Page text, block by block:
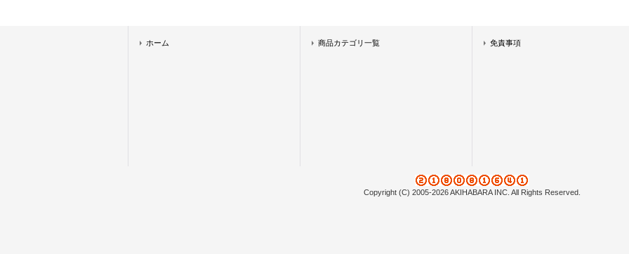
ホーム 商品カテゴリ一覧 免責事項
Copyright (C) 2005-2026 AKIHABARA INC. All Rights Reserved.